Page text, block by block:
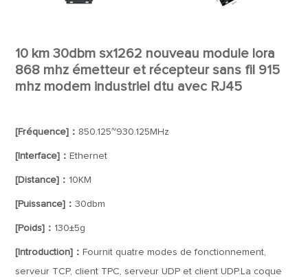
10 km 30dbm sx1262 nouveau module lora
868 mhz émetteur et récepteur sans fil 915
mhz modem industriel dtu avec RJ45
[Fréquence]： 850.125~930.125MHz
[Interface]： Ethernet
[Distance]： 10KM
[Puissance]：30dbm
[Poids]： 130±5g
[Introduction]： Fournit quatre modes de fonctionnement,
serveur TCP, client TPC, serveur UDP et client UDP.La coque